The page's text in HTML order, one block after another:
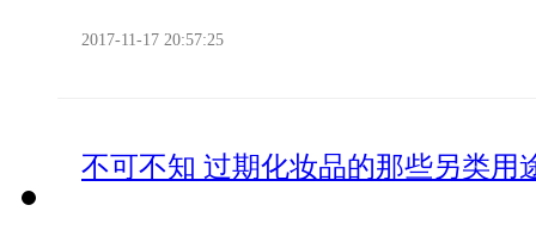
2017-11-17 20:57:25
不可不知 过期化妆品的那些另类用